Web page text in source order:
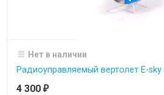
Нет в наличии
Радиоуправляемый вертолет E-sky
4 300 ₽